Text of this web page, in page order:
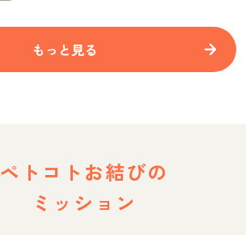
もっと見る
ペトコトお結びの
ミッション